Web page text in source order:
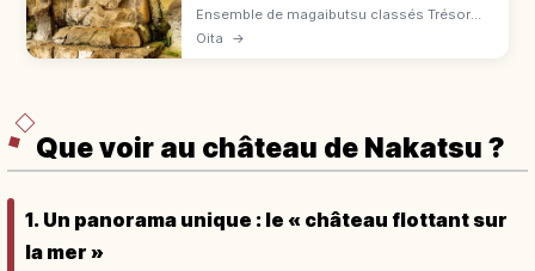
Ensemble de magaibutsu classés Trésor
national, sculptés entre fin Heian et époque
Oita →
Que voir au château de Nakatsu ?
1. Un panorama unique : le « château flottant sur
la mer »